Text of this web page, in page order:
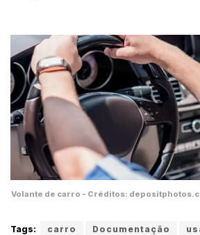
Volante de carro - Créditos:
Tags: carro Documentação